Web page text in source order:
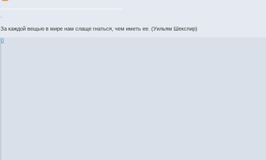
За каждой вещью в мире нам слаще гнаться, чем иметь ее. (Уильям Шекспир)
0